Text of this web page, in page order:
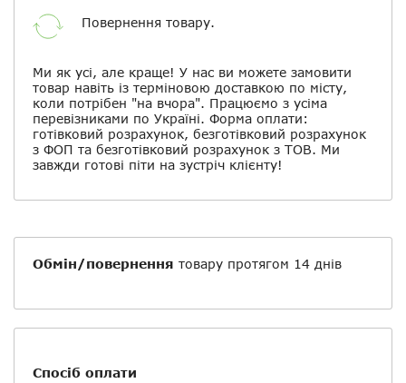
Повернення товару.
Ми як усі, але краще! У нас ви можете замовити
товар навіть із терміновою доставкою по місту,
коли потрібен "на вчора". Працюємо з усіма
перевізниками по Україні. Форма оплати:
готівковий розрахунок, безготівковий розрахунок
з ФОП та безготівковий розрахунок з ТОВ. Ми
завжди готові піти на зустріч клієнту!
Обмін/повернення товару протягом 14 днів
Спосіб оплати